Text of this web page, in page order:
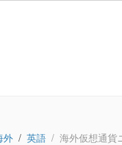
外 英語 海外仮想通貨